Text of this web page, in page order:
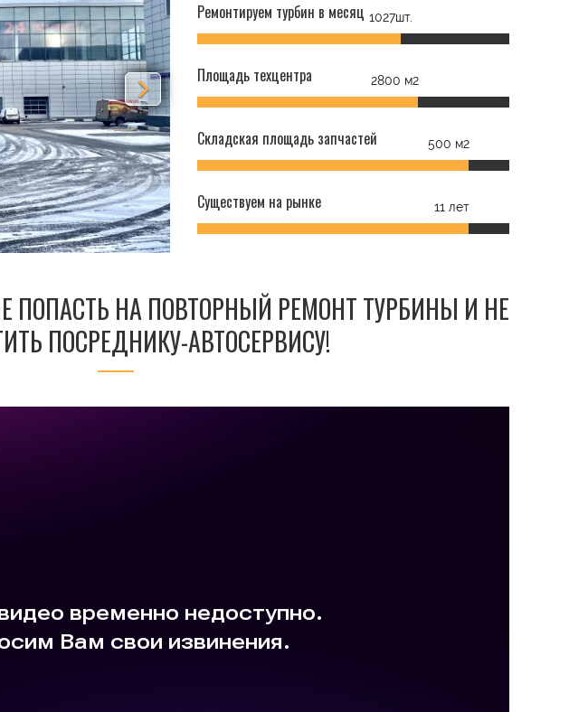
Ремонтируем турбин в месяц 1027шт.
Площадь техцентра 2800 м2
Складская площадь запчастей 500 м2
Существуем на рынке 11 лет
ПОПАСТЬ НА ПОВТОРНЫЙ РЕМОНТ ТУРБИНЫ И НЕ
ПОСРЕДНИКУ-АВТОСЕРВИСУ!